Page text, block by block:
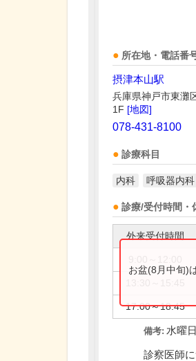
所在地・電話番
摂津本山駅
兵庫県神戸市東灘
1F [地図]
078-431-8100
診療科目
内科 呼吸器内科
診療/受付時間・
外来受付時間
17:00～18:45
お盆(8月中旬)
備考: 水曜
診察医師